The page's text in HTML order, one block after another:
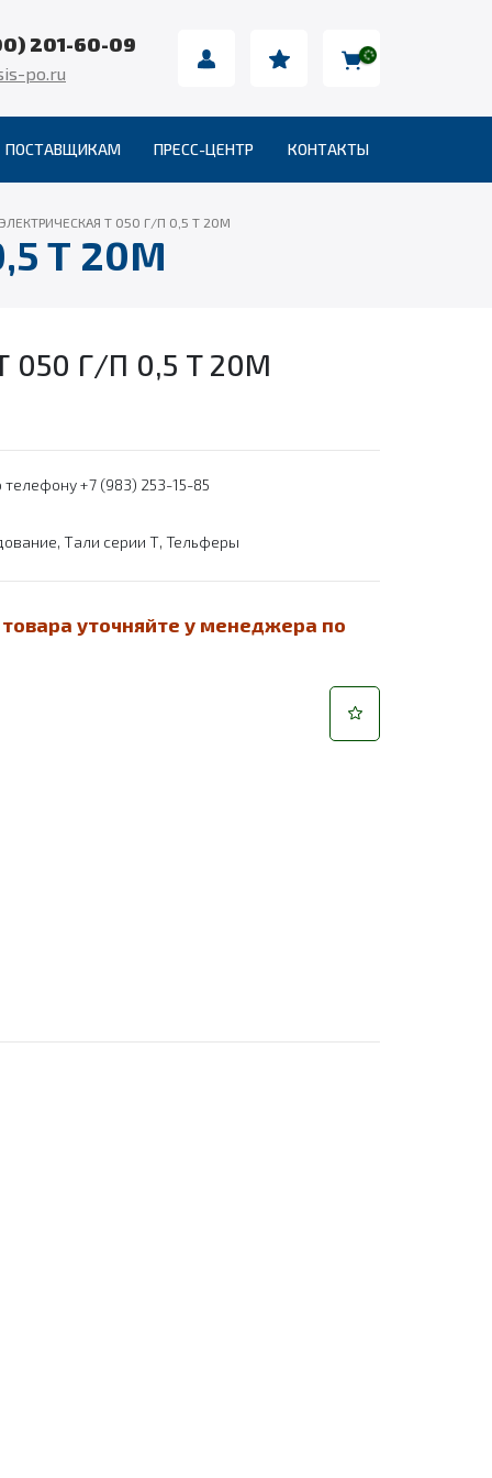
201-60-09
po.ru
ПОСТАВЩИКАМ ПРЕСС-ЦЕНТР КОНТАКТЫ
Т 050 Г/П 0,5 Т 20М
Т 20М
050 Г/П 0,5 Т 20М
телефону +7 (983) 253-15-85
, Тали серии Т, Тельферы
уточняйте у менеджера по